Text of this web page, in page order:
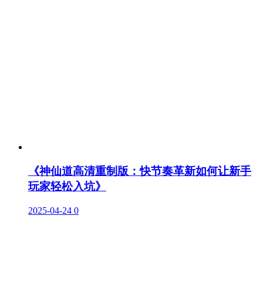
《神仙道高清重制版：快节奏革新如何让新手
玩家轻松入坑》
2025-04-24 0